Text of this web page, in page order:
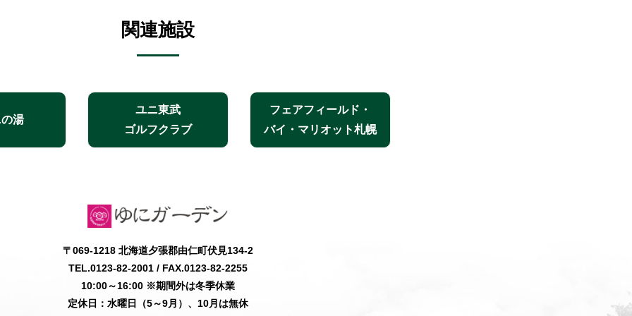
関連施設
湯
ユニ東武
ゴルフクラブ
フェアフィールド・
バイ・マリオット札幌
〒069-1218 北海道夕張郡由仁町伏見134-2
TEL.0123-82-2001 / FAX.0123-82-2255
10:00～16:00 ※期間外は冬季休業
定休日：水曜日（5～9月）、10月は無休